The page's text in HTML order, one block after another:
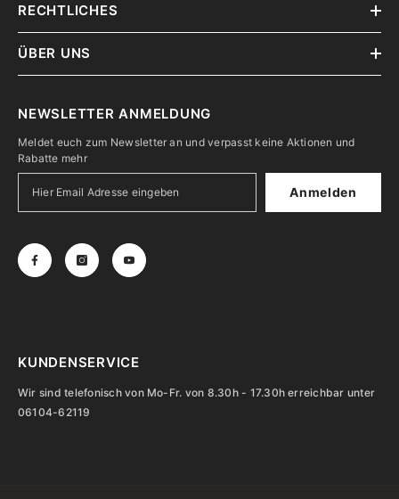
RECHTLICHES
ÜBER UNS
NEWSLETTER ANMELDUNG
Meldet euch zum Newsletter an und verpasst keine Aktionen und
Rabatte mehr
Anmelden
KUNDENSERVICE
Wir sind telefonisch von Mo-Fr. von 8.30h - 17.30h erreichbar unter
06104-62119